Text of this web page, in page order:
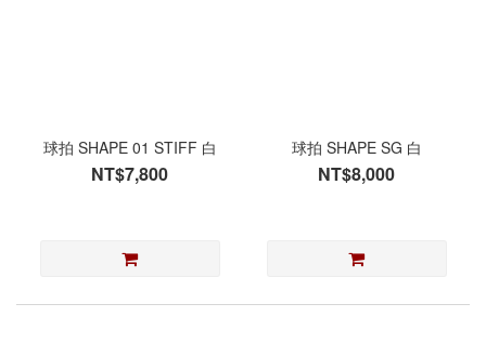
球拍 SHAPE 01 STIFF 白
NT$7,800
球拍 SHAPE SG 白
NT$8,000